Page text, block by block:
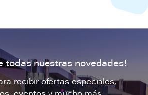
todas nuestras novedades!
recibir ofertas especiales,